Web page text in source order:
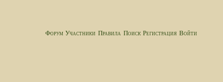
Форум Участники Правила Поиск Регистрация Войти